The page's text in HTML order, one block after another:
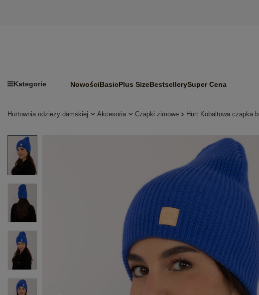
Kategorie NowościBasicPlus SizeBestsellerySuper Cena
Hurtownia odzieży damskiej Akcesoria Czapki zimowe Hurt Kobaltowa czapka